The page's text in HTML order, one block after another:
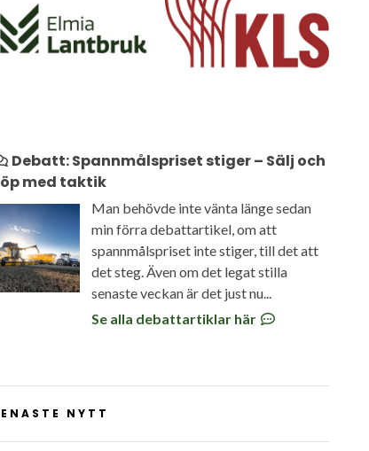
Debatt: Spannmålspriset stiger – Sälj och
med taktik
Man behövde inte vänta länge sedan
min förra debattartikel, om att
spannmålspriset inte stiger, till det att
det steg. Även om det legat stilla
senaste veckan är det just nu...
Se alla debattartiklar här
NYTT